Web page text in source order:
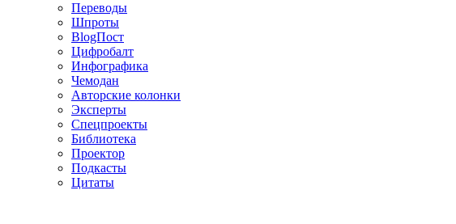
Переводы
Шпроты
BlogПост
Цифробалт
Инфографика
Чемодан
Авторские колонки
Эксперты
Спецпроекты
Библиотека
Проектор
Подкасты
Цитаты